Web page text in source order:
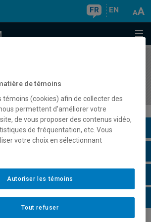
FR EN
2026
de témoins
témoins (cookies) afin de collecter des
permettent d’améliorer votre
de vous proposer des contenus vidéo,
de fréquentation, etc. Vous
votre choix en sélectionnant
Tout refuser
Autoriser les témoins